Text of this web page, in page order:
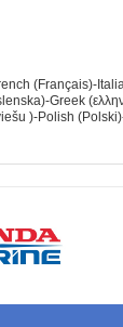
(Français)-
Greek
)-Polish